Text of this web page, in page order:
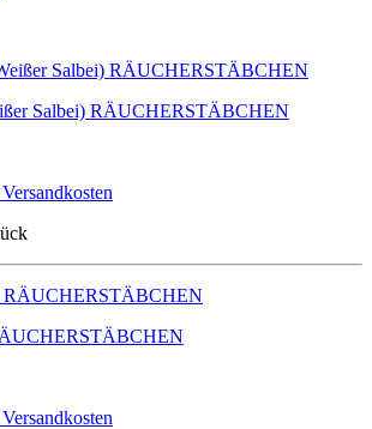
Salbei) RÄUCHERSTÄBCHEN